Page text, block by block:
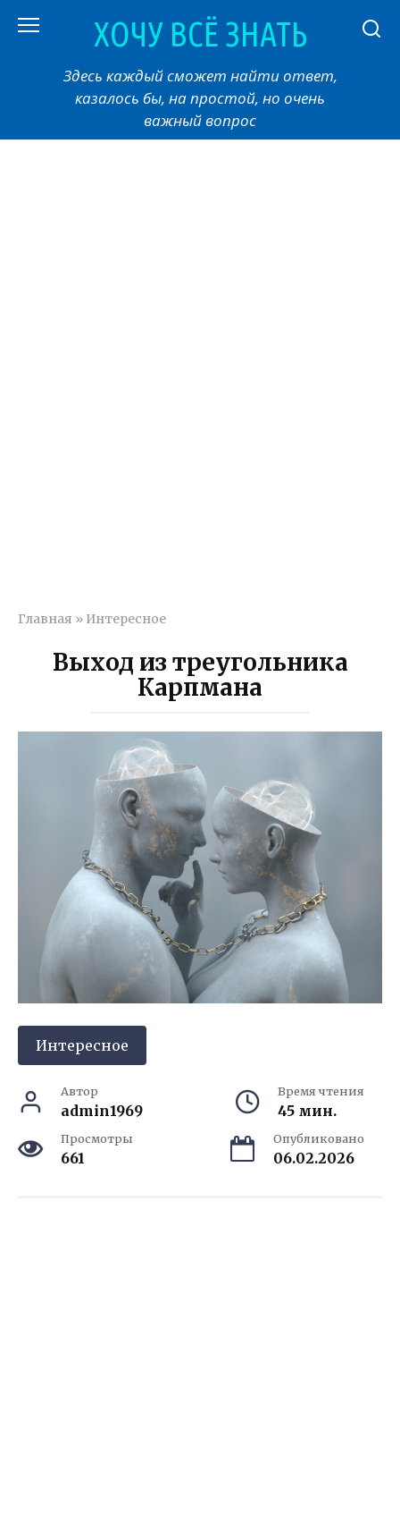
ХОЧУ ВСЁ ЗНАТЬ
Здесь каждый сможет найти ответ,
казалось бы, на простой, но очень
важный вопрос
Главная » Интересное
Выход из треугольника
Карпмана
Интересное
Автор
admin1969
Время чтения
45 мин.
Просмотры
661
Опубликовано
06.02.2026